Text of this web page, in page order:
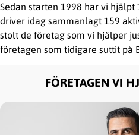
Sedan starten 1998 har vi
driver idag sammanlagt 159
stolt de företag som vi hjälper
företagen som tidigare suttit på
FÖRETAGEN VI